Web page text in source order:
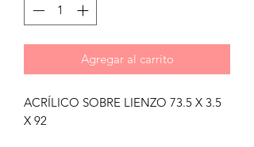
Agregar al carrito
ACRÍLICO SOBRE LIENZO 73.5 X 3.5
X 92